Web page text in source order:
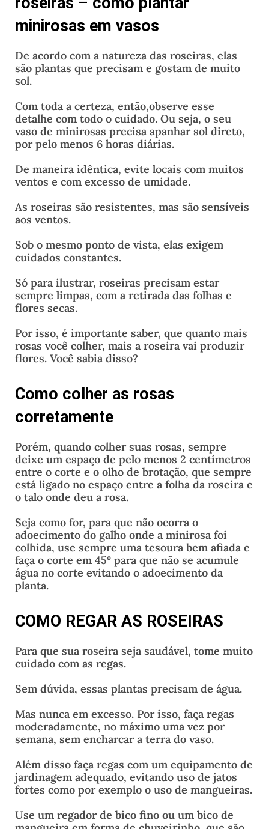
minirosas em vasos
De acordo com a natureza das roseiras, elas
são plantas que precisam e gostam de muito
sol.
Com toda a certeza, então,observe esse
detalhe com todo o cuidado. Ou seja, o seu
vaso de minirosas precisa apanhar sol direto,
por pelo menos 6 horas diárias.
De maneira idêntica, evite locais com muitos
ventos e com excesso de umidade.
As roseiras são resistentes, mas são sensíveis
aos ventos.
Sob o mesmo ponto de vista, elas exigem
cuidados constantes.
Só para ilustrar, roseiras precisam estar
sempre limpas, com a retirada das folhas e
flores secas.
Por isso, é importante saber, que quanto mais
rosas você colher, mais a roseira vai produzir
flores. Você sabia disso?
Como colher as rosas
corretamente
Porém, quando colher suas rosas, sempre
deixe um espaço de pelo menos 2 centímetros
entre o corte e o olho de brotação, que sempre
está ligado no espaço entre a folha da roseira e
o talo onde deu a rosa.
Seja como for, para que não ocorra o
adoecimento do galho onde a minirosa foi
colhida, use sempre uma tesoura bem afiada e
faça o corte em 45º para que não se acumule
água no corte evitando o adoecimento da
planta.
COMO REGAR AS ROSEIRAS
Para que sua roseira seja saudável, tome muito
cuidado com as regas.
Sem dúvida, essas plantas precisam de água.
Mas nunca em excesso. Por isso, faça regas
moderadamente, no máximo uma vez por
semana, sem encharcar a terra do vaso.
Além disso faça regas com um equipamento de
jardinagem adequado, evitando uso de jatos
fortes como por exemplo o uso de mangueiras.
Use um regador de bico fino ou um bico de